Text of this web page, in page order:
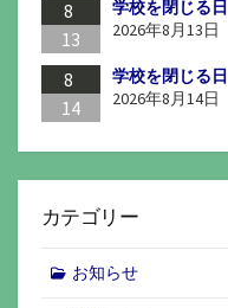
8
13
学校を閉じる日
2026年8月13日
8
14
学校を閉じる日
2026年8月14日
カテゴリー
お知らせ